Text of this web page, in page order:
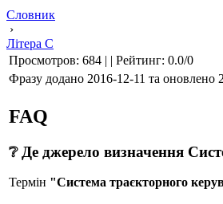
Словник
›
Літера С
Просмотров: 684 | | Рейтинг: 0.0/0
Фразу додано 2016-12-11 та оновлено
FAQ
❔ Де джерело визначення
Термін "Система траєкторного